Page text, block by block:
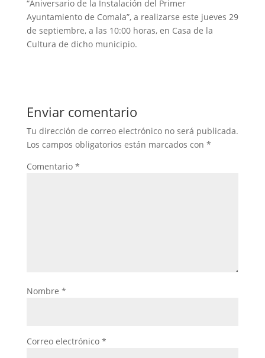
“Aniversario de la Instalación del Primer
Ayuntamiento de Comala”, a realizarse este jueves 29
de septiembre, a las 10:00 horas, en Casa de la
Cultura de dicho municipio.
Enviar comentario
Tu dirección de correo electrónico no será publicada.
Los campos obligatorios están marcados con *
Comentario *
Nombre *
Correo electrónico *